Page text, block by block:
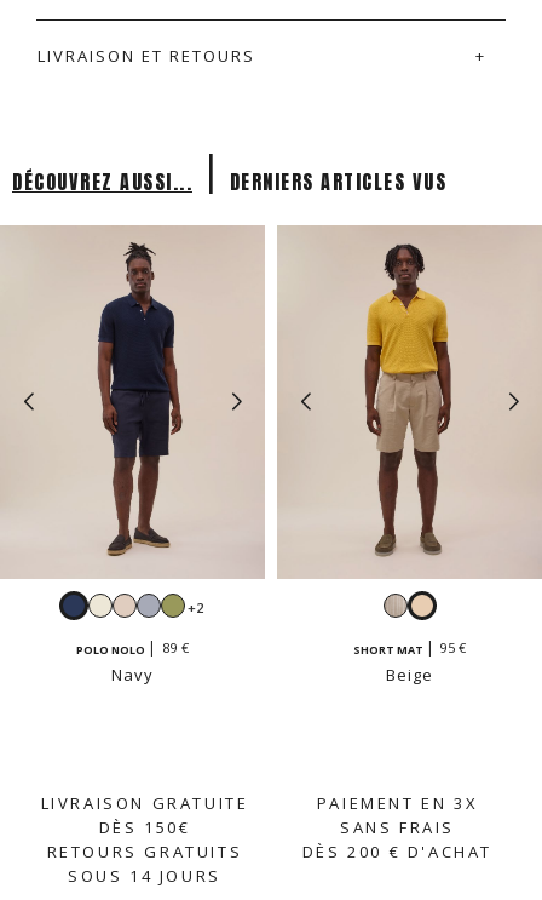
LIVRAISON ET RETOURS
DÉCOUVREZ AUSSI... | DERNIERS ARTICLES VUS
NavyBlancBeigeCielSauge
+2
POLO NOLO 89 €
Navy
Rayé
et
beige
Beige
SHORT MAT 95 €
Beige
LIVRAISON GRATUITE
DÈS 150€
RETOURS GRATUITS
SOUS 14 JOURS
PAIEMENT EN 3X
SANS FRAIS
DÈS 200 € D'ACHAT